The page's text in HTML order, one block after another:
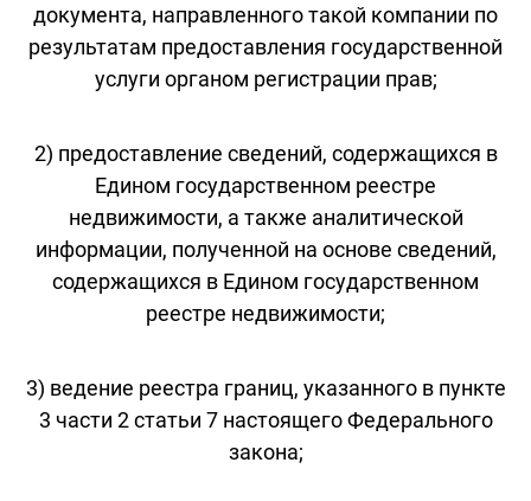
документа, направленного такой компании по
результатам предоставления государственной
услуги органом регистрации прав;
2) предоставление сведений, содержащихся в
Едином государственном реестре
недвижимости, а также аналитической
информации, полученной на основе сведений,
содержащихся в Едином государственном
реестре недвижимости;
3) ведение реестра границ, указанного в пункте
3 части 2 статьи 7 настоящего Федерального
закона;